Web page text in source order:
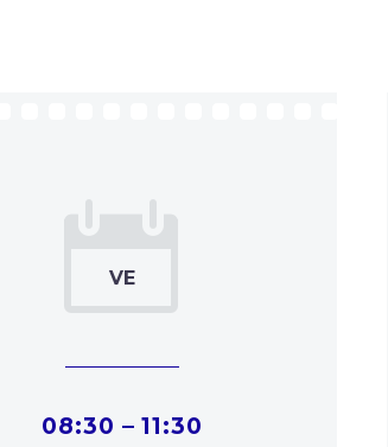


08:30 – 11:30